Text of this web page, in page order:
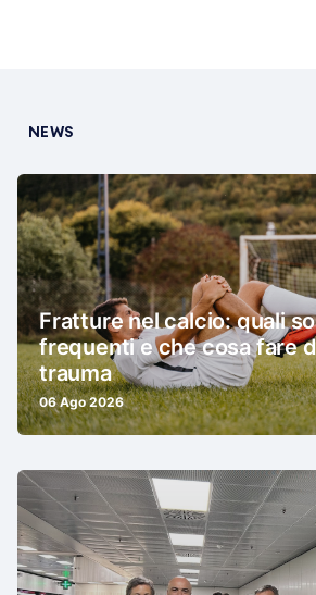
NEWS
Fratture nel calcio: quali
frequenti e che cosa fare
trauma
06 Ago 2026